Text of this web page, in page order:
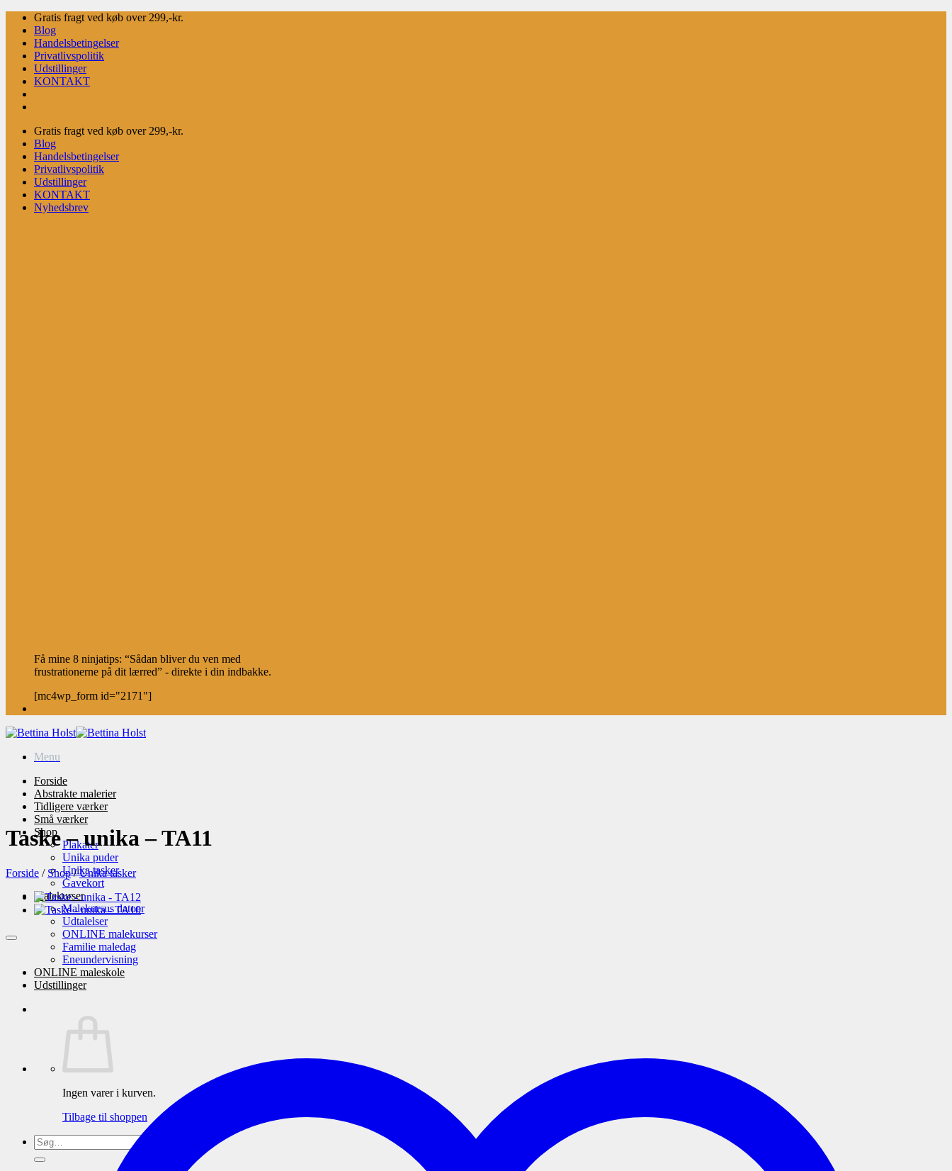
Fortsæt
indhold
Gratis fragt ved køb over 299,-kr.
Blog
Handelsbetingelser
Privatlivspolitik
Udstillinger
KONTAKT
Gratis fragt ved køb over 299,-kr.
Blog
Handelsbetingelser
Privatlivspolitik
Udstillinger
KONTAKT
Nyhedsbrev
Få mine 8 ninjatips: “Sådan bliver du ven med
frustrationerne på dit lærred” - direkte i din indbakke.
[mc4wp_form id="2171"]
Menu
Forside
Abstrakte malerier
Tidligere værker
Små værker
Shop
Plakater
Unika puder
Unika tasker
Gavekort
Malekurser
Malekursus datoer
Udtalelser
ONLINE malekurser
Familie maledag
Eneundervisning
ONLINE maleskole
Udstillinger
Ingen varer i kurven.
Tilbage til shoppen
Søg
efter:
Taske – unika – TA11
Forside / Shop / Unika tasker